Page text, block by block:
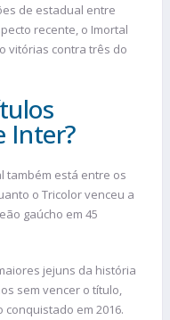
de estadual entre
recente, o Imortal
vitórias contra três do
Inter?
também está entre os
o Tricolor venceu a
gaúcho em 45
jejuns da história
sem vencer o título,
em 2016.